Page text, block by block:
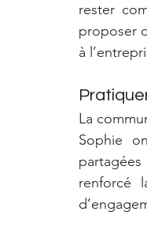
rester
proposer
à
La
Sophie
renforcé